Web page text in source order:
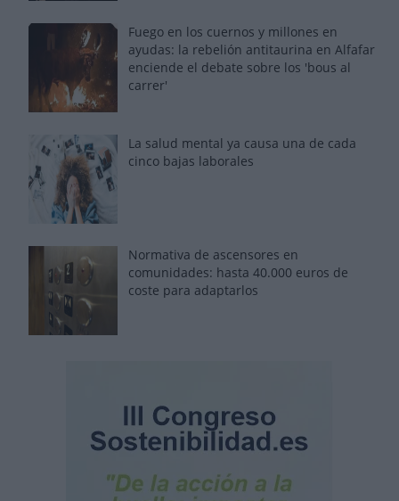
Fuego en los cuernos y millones en
ayudas: la rebelión antitaurina en Alfafar
enciende el debate sobre los 'bous al
carrer'
La salud mental ya causa una de cada
cinco bajas laborales
Normativa de ascensores en
comunidades: hasta 40.000 euros de
coste para adaptarlos